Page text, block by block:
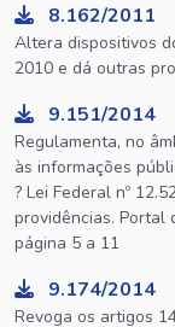
8.162/2011
Altera dispositivos
2010 e dá outras
9.151/2014
Regulamenta, no
às informações
? Lei Federal nº
providências. Portal
página 5 a 11
9.174/2014
Revoga os artigos